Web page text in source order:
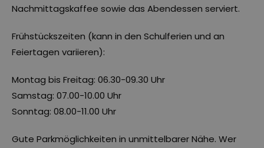
Nachmittagskaffee sowie das Abendessen serviert.
Frühstückszeiten (kann in den Schulferien und an
Feiertagen variieren):
Montag bis Freitag: 06.30-09.30 Uhr
Samstag: 07.00-10.00 Uhr
Sonntag: 08.00-11.00 Uhr
Gute Parkmöglichkeiten in unmittelbarer Nähe. Wer